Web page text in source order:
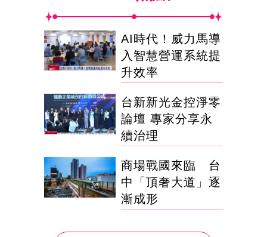
AI時代！威力馬導
入智慧營運系統提
升效率
台新新光金控淨零
論壇 專家分享永
續治理
商場戰國來臨 台
中「頂奢大道」逐
漸成形